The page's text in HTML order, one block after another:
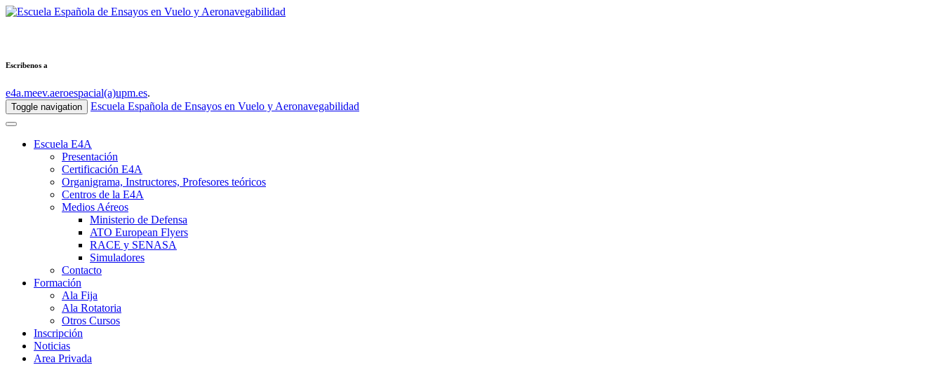
Escribenos a
e4a.meev.aeroespacial(a)upm.es.
Toggle navigation Escuela Española de Ensayos en Vuelo y Aeronavegabilidad
Escuela E4A
Presentación
Certificación E4A
Organigrama, Instructores, Profesores teóricos
Centros de la E4A
Medios Aéreos
Ministerio de Defensa
ATO European Flyers
RACE y SENASA
Simuladores
Contacto
Formación
Ala Fija
Ala Rotatoria
Otros Cursos
Inscripción
Noticias
Area Privada